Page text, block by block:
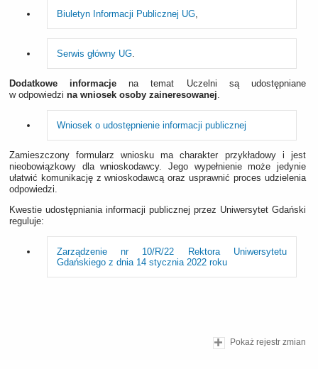
Biuletyn Informacji Publicznej UG,
Serwis główny UG.
Dodatkowe informacje na temat Uczelni są udostępniane
w odpowiedzi na wniosek osoby zaineresowanej.
Wniosek o udostępnienie informacji publicznej
Zamieszczony formularz wniosku ma charakter przykładowy i jest
nieobowiązkowy dla wnioskodawcy. Jego wypełnienie może jedynie
ułatwić komunikację z wnioskodawcą oraz usprawnić proces udzielenia
odpowiedzi.
Kwestie udostępniania informacji publicznej przez Uniwersytet Gdański
reguluje:
Zarządzenie nr 10/R/22 Rektora Uniwersytetu
Gdańskiego z dnia 14 stycznia 2022 roku
Pokaż rejestr zmian